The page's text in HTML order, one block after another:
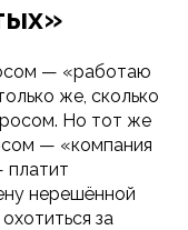
— «работаю
же, сколько
Но тот же
— «компания
платит
нерешённой
за